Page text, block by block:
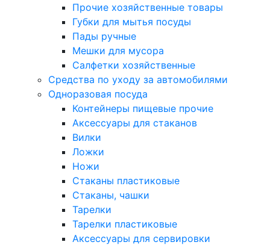
Прочие хозяйственные товары
Губки для мытья посуды
Пады ручные
Мешки для мусора
Салфетки хозяйственные
Средства по уходу за автомобилями
Одноразовая посуда
Контейнеры пищевые прочие
Аксессуары для стаканов
Вилки
Ложки
Ножи
Стаканы пластиковые
Стаканы, чашки
Тарелки
Тарелки пластиковые
Аксессуары для сервировки